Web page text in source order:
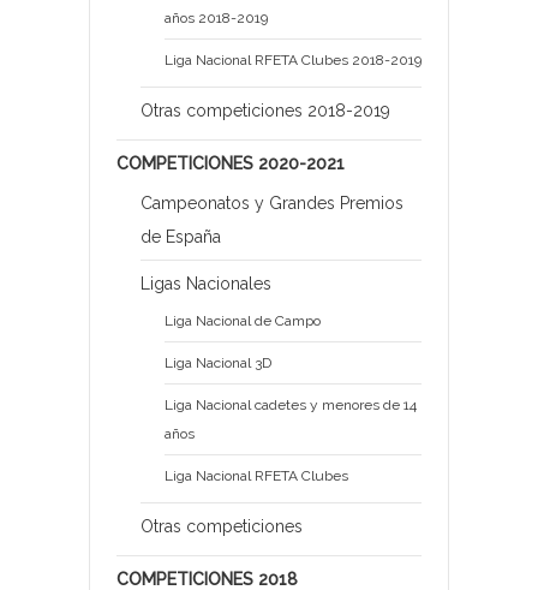
años 2018-2019
Liga Nacional RFETA Clubes 2018-2019
Otras competiciones 2018-2019
COMPETICIONES 2020-2021
Campeonatos y Grandes Premios
de España
Ligas Nacionales
Liga Nacional de Campo
Liga Nacional 3D
Liga Nacional cadetes y menores de 14
años
Liga Nacional RFETA Clubes
Otras competiciones
COMPETICIONES 2018